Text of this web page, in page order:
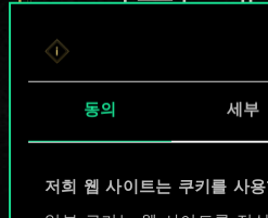
동의 세부
저희 웹 사이트는 쿠키를 사
무궁
가능성을
있습